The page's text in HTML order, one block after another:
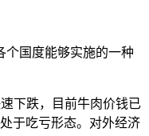
国度能够实施的一种
下跌，目前牛肉价钱已
于吃亏形态。对外经济